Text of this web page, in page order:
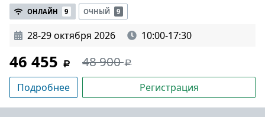
ОНЛАЙН 9 ОЧНЫЙ 9
28-29 октября 2026 10:00-17:30
46 455 48 900
Подробнее Регистрация